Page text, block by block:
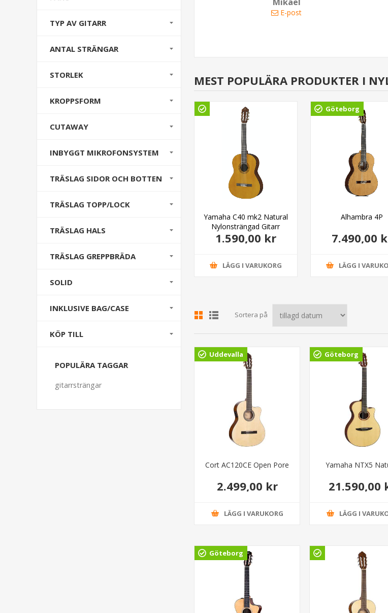
E-post
MEST POPULÄRA PRODUKTER I
5.965,00 kr
Yamaha C40 mk2 Natural
Nylonsträngad Gitarr
1.590,00 kr
LÄGG I VARUKORG
Göteborg
Alhambra 4P
7.490,00
LÄGG I
Sortera på
Uddevalla
Cort AC120CE Open Pore
2.499,00 kr
LÄGG I VARUKORG
Göteborg
Yamaha NTX5
21.590,00
LÄGG I
Göteborg
TYP AV GITARR
ANTAL STRÄNGAR
STORLEK
KROPPSFORM
CUTAWAY
INBYGGT MIKROFONSYSTEM
TRÄSLAG SIDOR OCH BOTTEN
TRÄSLAG TOPP/LOCK
TRÄSLAG HALS
TRÄSLAG GREPPBRÄDA
SOLID
INKLUSIVE BAG/CASE
KÖP TILL
POPULÄRA TAGGAR
gitarrsträngar